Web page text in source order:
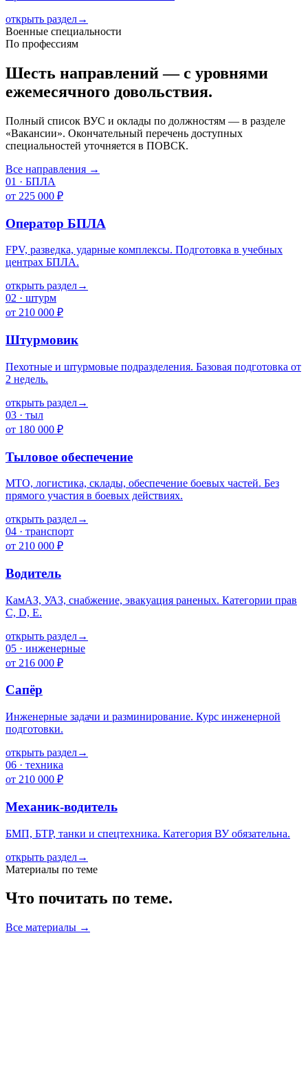
открыть раздел→
Военные специальности
По профессиям
Шесть направлений — с уровнями
ежемесячного довольствия.
Полный список ВУС и оклады по должностям — в разделе
«Вакансии». Окончательный перечень доступных
специальностей уточняется в ПОВСК.
Все направления →
01 · БПЛА
от 225 000 ₽
Оператор БПЛА
FPV, разведка, ударные комплексы. Подготовка в учебных
центрах БПЛА.
открыть раздел→
02 · штурм
от 210 000 ₽
Штурмовик
Пехотные и штурмовые подразделения. Базовая подготовка от
2 недель.
открыть раздел→
03 · тыл
от 180 000 ₽
Тыловое обеспечение
МТО, логистика, склады, обеспечение боевых частей. Без
прямого участия в боевых действиях.
открыть раздел→
04 · транспорт
от 210 000 ₽
Водитель
КамАЗ, УАЗ, снабжение, эвакуация раненых. Категории прав
C, D, E.
открыть раздел→
05 · инженерные
от 216 000 ₽
Сапёр
Инженерные задачи и разминирование. Курс инженерной
подготовки.
открыть раздел→
06 · техника
от 210 000 ₽
Механик-водитель
БМП, БТР, танки и спецтехника. Категория ВУ обязательна.
открыть раздел→
Материалы по теме
Что почитать по теме.
Все материалы →